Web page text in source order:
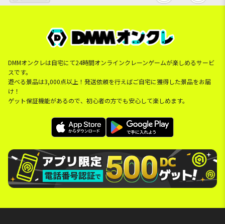
DMMオンクレは自宅にて24時間オンラインクレーンゲームが楽しめるサービ
スです。
遊べる景品は3,000点以上！発送依頼を行えばご自宅に獲得した景品をお届
け！
ゲット保証機能があるので、初心者の方でも安心して楽しめます。